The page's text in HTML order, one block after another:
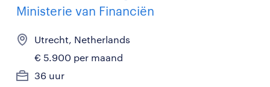
Ministerie van Financiën
Utrecht, Netherlands
€ 5.900 per maand
36 uur